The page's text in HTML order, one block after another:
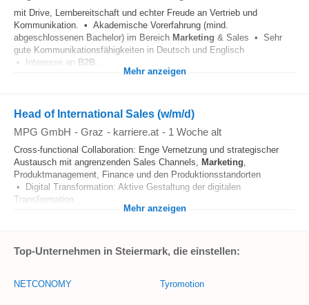
mit Drive, Lernbereitschaft und echter Freude an Vertrieb und
Kommunikation. • Akademische Vorerfahrung (mind.
abgeschlossenen Bachelor) im Bereich Marketing & Sales • Sehr
gute Kommunikationsfähigkeiten in Deutsch und Englisch
• Interesse an B2B
Mehr anzeigen
Head of International Sales (w/m/d)
MPG GmbH - Graz - karriere.at - 1 Woche alt
Cross-functional Collaboration: Enge Vernetzung und strategischer
Austausch mit angrenzenden Sales Channels, Marketing,
Produktmanagement, Finance und den Produktionsstandorten
• Digital Transformation: Aktive Gestaltung der digitalen
Transformation...
Mehr anzeigen
Top-Unternehmen in Steiermark, die einstellen:
NETCONOMY Tyromotion